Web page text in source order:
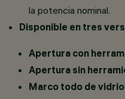
la potencia nominal.
Disponible en tres
Apertura con
Apertura sin
Marco todo de